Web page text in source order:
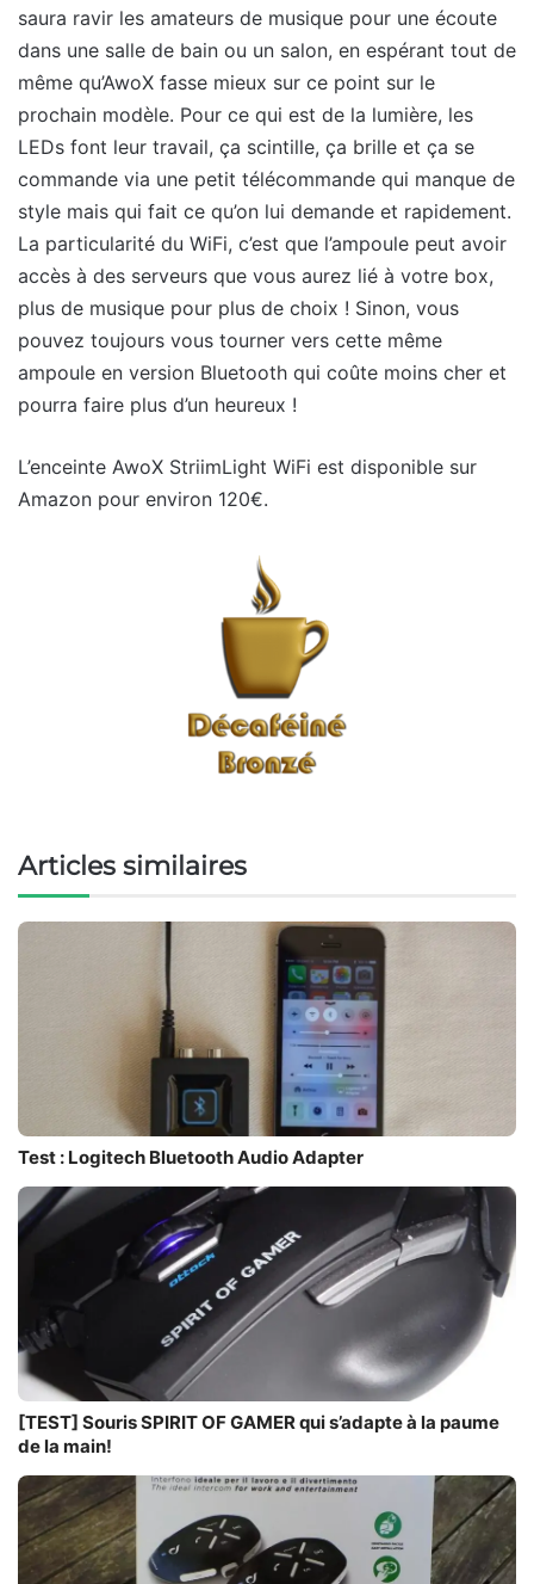
saura ravir les amateurs de musique pour une écoute
dans une salle de bain ou un salon, en espérant tout de
même qu’AwoX fasse mieux sur ce point sur le
prochain modèle. Pour ce qui est de la lumière, les
LEDs font leur travail, ça scintille, ça brille et ça se
commande via une petit télécommande qui manque de
style mais qui fait ce qu’on lui demande et rapidement.
La particularité du WiFi, c’est que l’ampoule peut avoir
accès à des serveurs que vous aurez lié à votre box,
plus de musique pour plus de choix ! Sinon, vous
pouvez toujours vous tourner vers cette même
ampoule en version Bluetooth qui coûte moins cher et
pourra faire plus d’un heureux !
L’enceinte AwoX StriimLight WiFi est disponible sur
Amazon pour environ 120€.
Articles similaires
Test : Logitech Bluetooth Audio Adapter
[TEST] Souris SPIRIT OF GAMER qui s’adapte à la paume
de la main!